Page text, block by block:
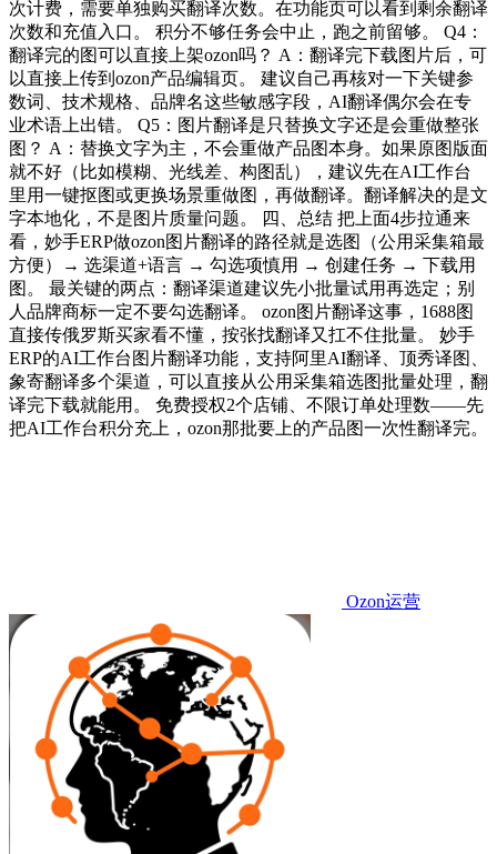
次计费，需要单独购买翻译次数。在功能页可以看到剩余翻译
次数和充值入口。 积分不够任务会中止，跑之前留够。 Q4：
翻译完的图可以直接上架ozon吗？ A：翻译完下载图片后，可
以直接上传到ozon产品编辑页。 建议自己再核对一下关键参
数词、技术规格、品牌名这些敏感字段，AI翻译偶尔会在专
业术语上出错。 Q5：图片翻译是只替换文字还是会重做整张
图？ A：替换文字为主，不会重做产品图本身。如果原图版面
就不好（比如模糊、光线差、构图乱），建议先在AI工作台
里用一键抠图或更换场景重做图，再做翻译。翻译解决的是文
字本地化，不是图片质量问题。 四、总结 把上面4步拉通来
看，妙手ERP做ozon图片翻译的路径就是选图（公用采集箱最
方便）→ 选渠道+语言 → 勾选项慎用 → 创建任务 → 下载用
图。 最关键的两点：翻译渠道建议先小批量试用再选定；别
人品牌商标一定不要勾选翻译。 ozon图片翻译这事，1688图
直接传俄罗斯买家看不懂，按张找翻译又扛不住批量。 妙手
ERP的AI工作台图片翻译功能，支持阿里AI翻译、顶秀译图、
象寄翻译多个渠道，可以直接从公用采集箱选图批量处理，翻
译完下载就能用。 免费授权2个店铺、不限订单处理数——先
把AI工作台积分充上，ozon那批要上的产品图一次性翻译完。
Ozon运营